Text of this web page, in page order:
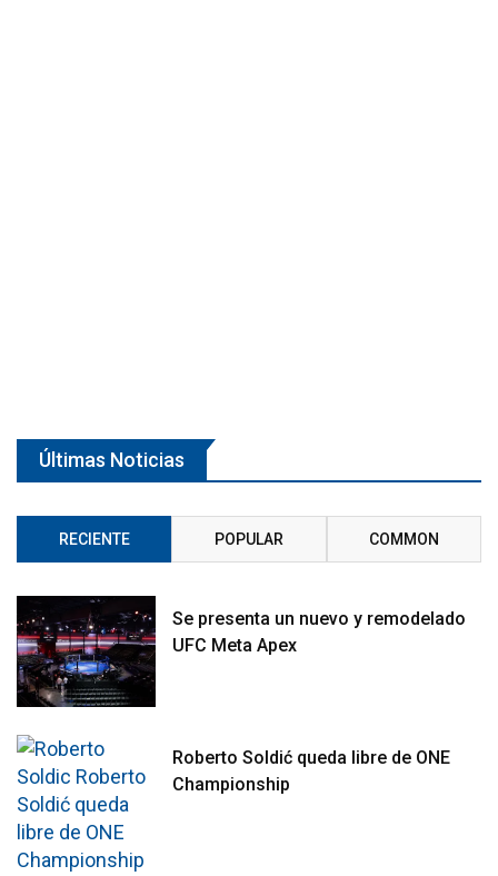
Últimas Noticias
RECIENTE POPULAR COMMON
Se presenta un nuevo y remodelado
UFC Meta Apex
Roberto Soldić queda libre de ONE
Championship